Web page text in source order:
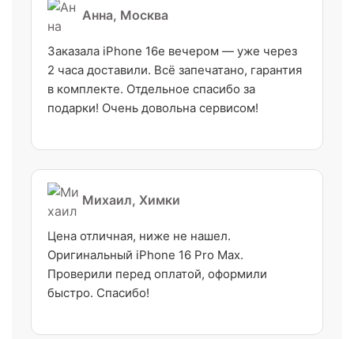
Анна, Москва
Заказала iPhone 16e вечером — уже через
2 часа доставили. Всё запечатано, гарантия
в комплекте. Отдельное спасибо за
подарки! Очень довольна сервисом!
Михаил, Химки
Цена отличная, ниже не нашел.
Оригинальный iPhone 16 Pro Max.
Проверили перед оплатой, оформили
быстро. Спасибо!